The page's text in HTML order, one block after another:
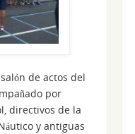
de actos del
por
directivos de la
y antiguas